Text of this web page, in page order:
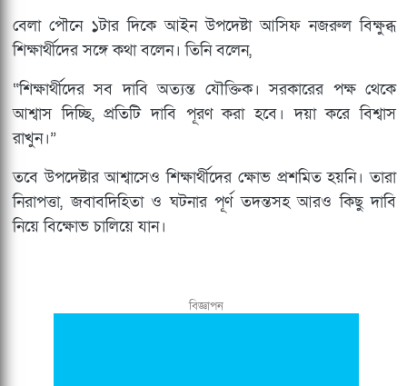
বেলা পৌনে ১টার দিকে আইন উপদেষ্টা আসিফ নজরুল বিক্ষুব্ধ
শিক্ষার্থীদের সঙ্গে কথা বলেন। তিনি বলেন,
“শিক্ষার্থীদের সব দাবি অত্যন্ত যৌক্তিক। সরকারের পক্ষ থেকে
আশ্বাস দিচ্ছি, প্রতিটি দাবি পূরণ করা হবে। দয়া করে বিশ্বাস
রাখুন।”
তবে উপদেষ্টার আশ্বাসেও শিক্ষার্থীদের ক্ষোভ প্রশমিত হয়নি। তারা
নিরাপত্তা, জবাবদিহিতা ও ঘটনার পূর্ণ তদন্তসহ আরও কিছু দাবি
নিয়ে বিক্ষোভ চালিয়ে যান।
বিজ্ঞাপন